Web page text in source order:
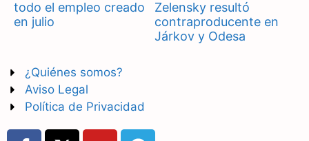
todo el empleo creado
en julio
Zelensky resultó
contraproducente en
Járkov y Odesa
¿Quiénes somos?
Aviso Legal
Política de Privacidad